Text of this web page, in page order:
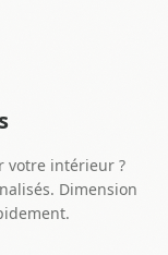
votre intérieur ?
Dimension